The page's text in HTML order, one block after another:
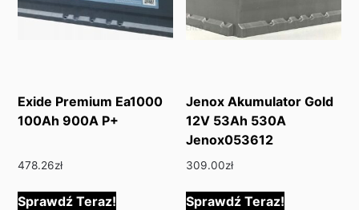
Exide Premium Ea1000
100Ah 900A P+
478.26zł
Sprawdź Teraz!
Jenox Akumulator Gold
12V 53Ah 530A
Jenox053612
309.00zł
Sprawdź Teraz!